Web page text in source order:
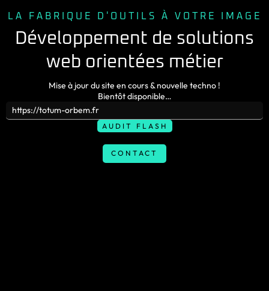
LA FABRIQUE D'OUTILS À VOTRE IMAGE
Développement de solutions
web orientées métier
Mise à jour du site en cours & nouvelle techno !
Bientôt disponible…
CONTACT